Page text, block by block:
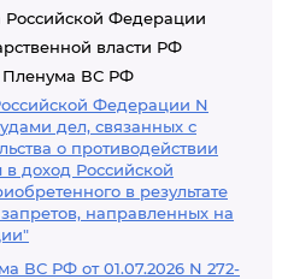
Российской Федерации
власти РФ
Пленума ВС РФ
Федерации N
дел, связанных с
о противодействии
доход Российской
в результате
направленных на
ВС РФ от 01.07.2026 N 272-